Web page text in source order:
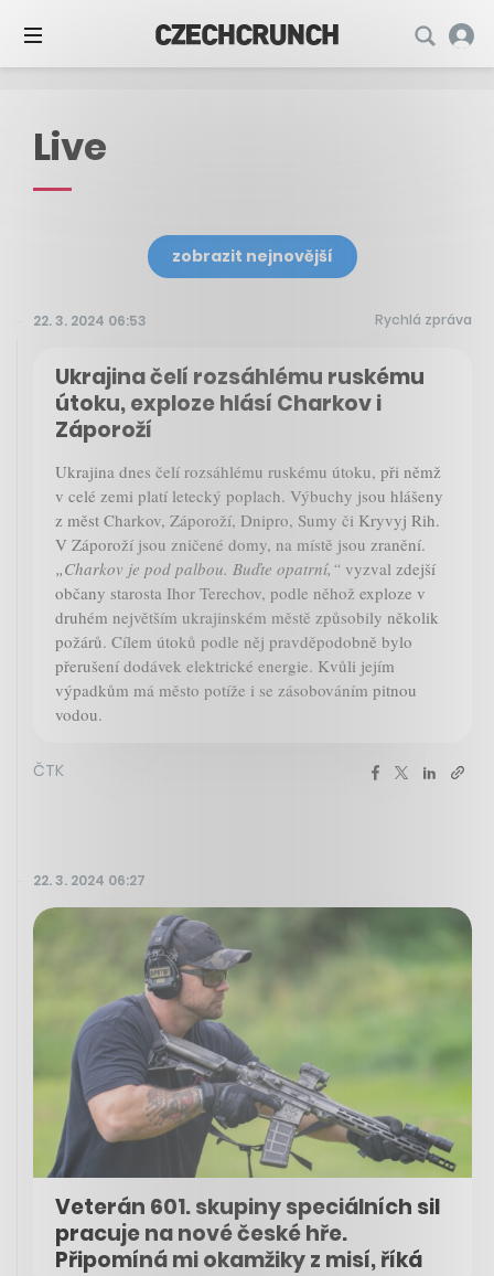
Live
zobrazit nejnovější
22. 3. 2024 06:53 Rychlá zpráva
Ukrajina čelí rozsáhlému ruskému
útoku, exploze hlásí Charkov i
Záporoží
Ukrajina dnes čelí rozsáhlému ruskému útoku, při němž
v celé zemi platí letecký poplach. Výbuchy jsou hlášeny
z měst Charkov, Záporoží, Dnipro, Sumy či Kryvyj Rih.
V Záporoží jsou zničené domy, na místě jsou zranění.
„Charkov je pod palbou. Buďte opatrní,“ vyzval zdejší
občany starosta Ihor Terechov, podle něhož exploze v
druhém největším ukrajinském městě způsobily několik
požárů. Cílem útoků podle něj pravděpodobně bylo
přerušení dodávek elektrické energie. Kvůli jejím
výpadkům má město potíže i se zásobováním pitnou
vodou.
ČTK
22. 3. 2024 06:27
Veterán 601. skupiny speciálních sil
pracuje na nové české hře.
Připomíná mi okamžiky z misí, říká